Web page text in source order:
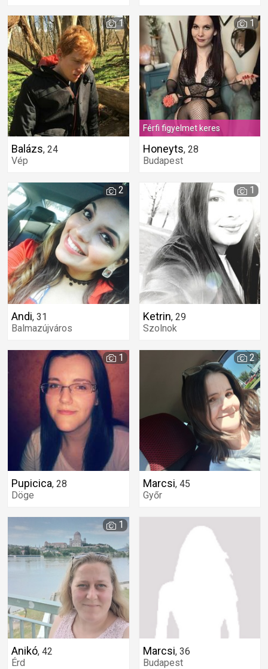
Balázs, 24
Vép
1
Férfi figyelmet keres
Honeyts, 28
Budapest
1
Andi, 31
Balmazújváros
2
Ketrin, 29
Szolnok
1
Pupicica, 28
Döge
1
Marcsi, 45
Győr
2
Anikó, 42
Érd
1
Marcsi, 36
Budapest